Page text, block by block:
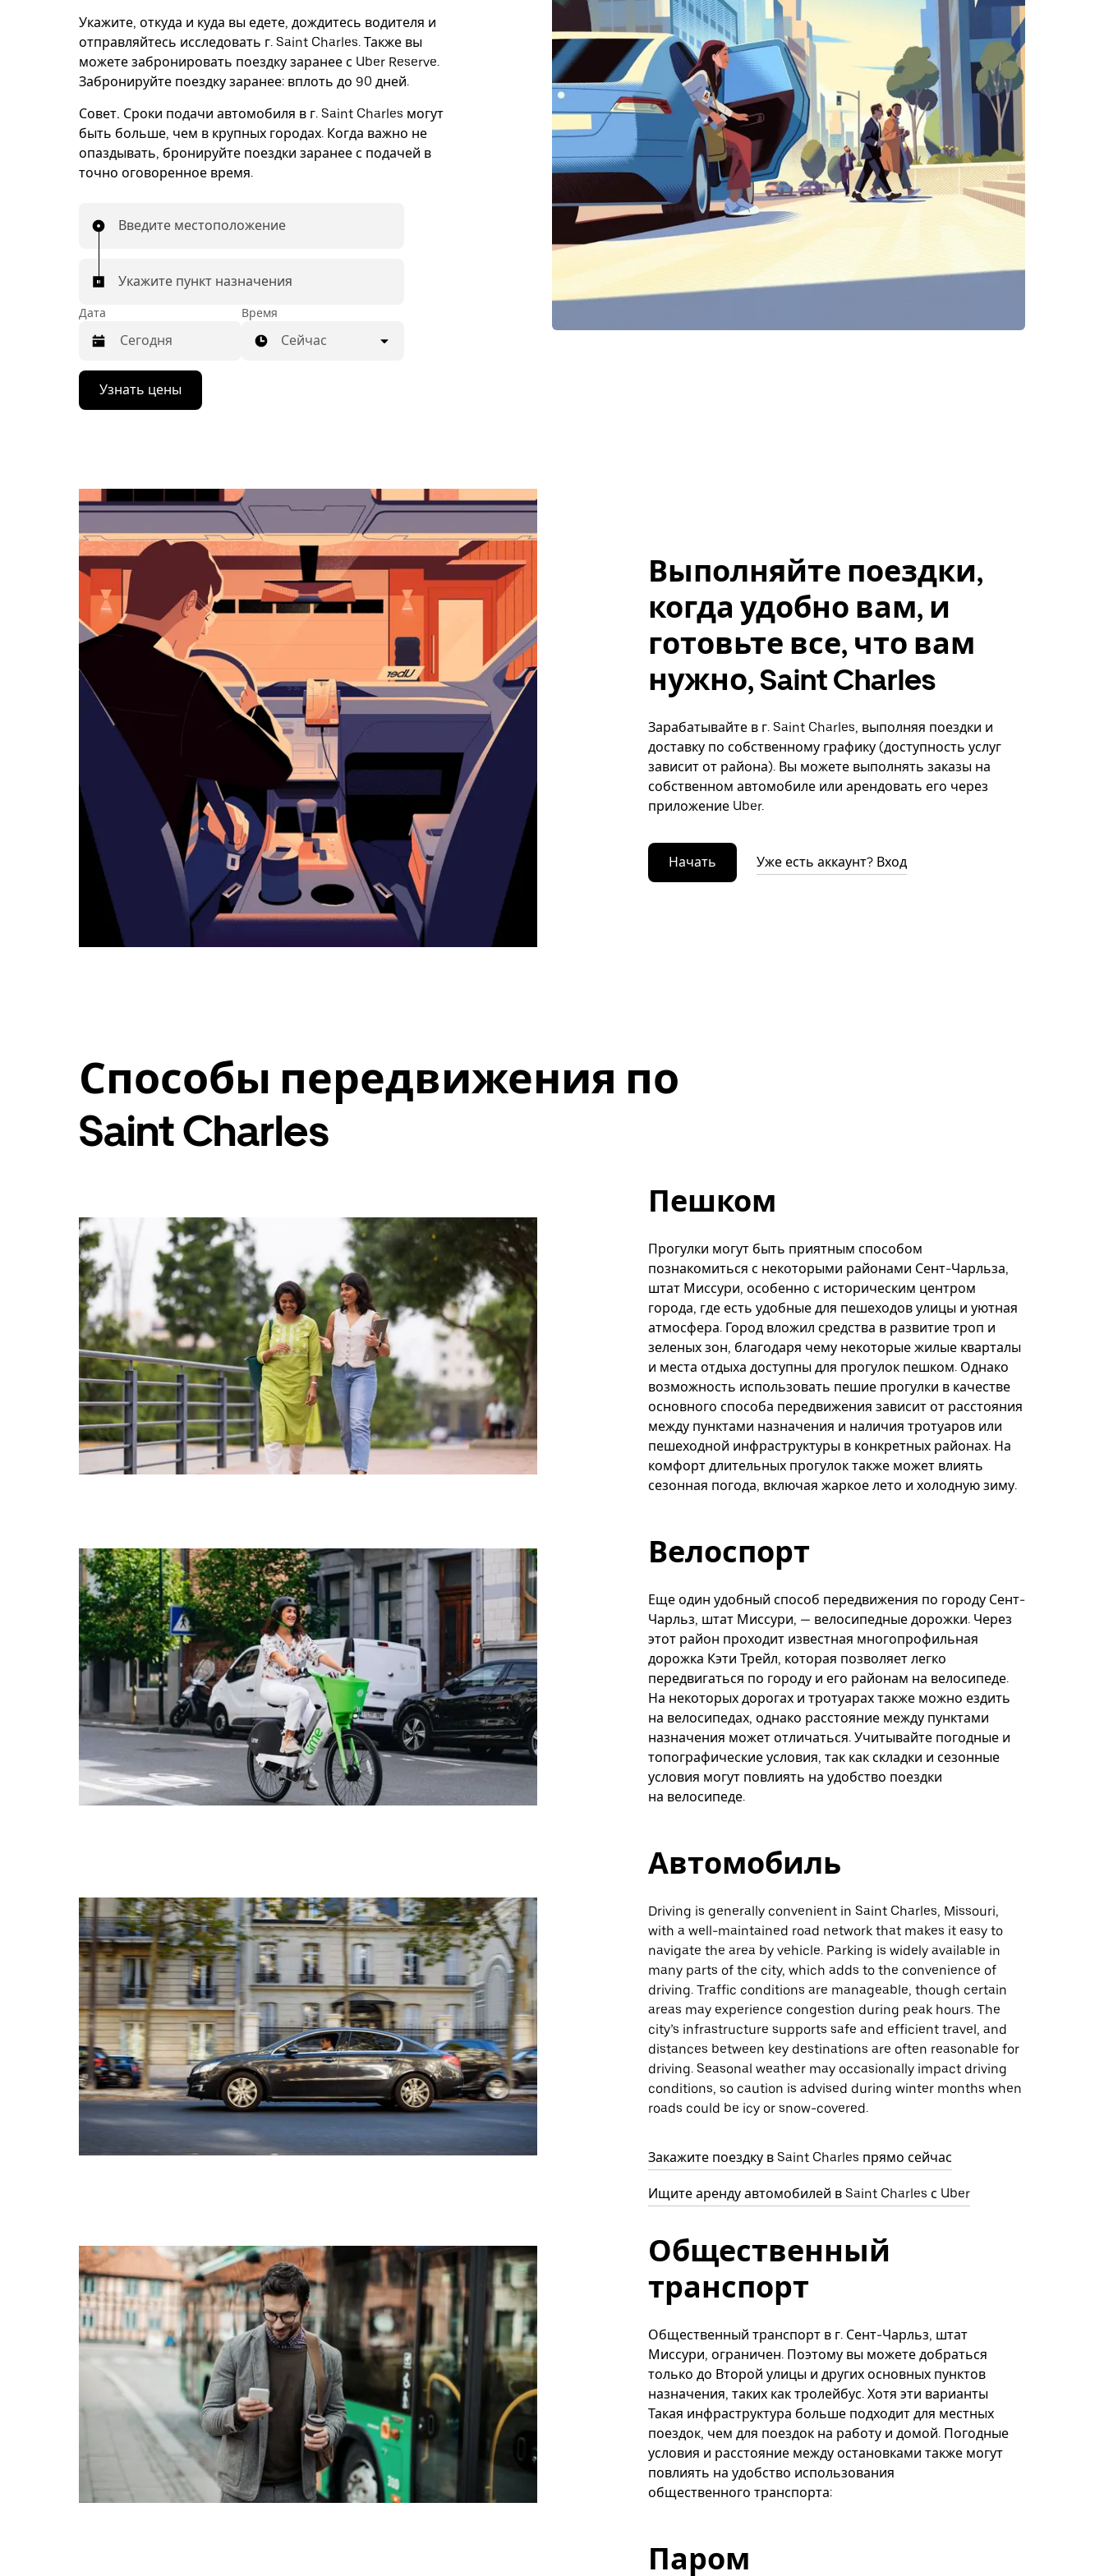
Укажите, откуда и куда вы едете, дождитесь водителя и
отправляйтесь исследовать г. Saint Charles. Также вы
можете забронировать поездку заранее с Uber Reserve.
Забронируйте поездку заранее: вплоть до 90 дней.
Совет. Сроки подачи автомобиля в г. Saint Charles могут
быть больше, чем в крупных городах. Когда важно не
опаздывать, бронируйте поездки заранее с подачей в
точно оговоренное время.
Введите местоположение
Укажите пункт назначения
Дата
Нажмите
стрелку
вниз,
выбрать
дату.
закрыть
календарь,
нажмите
Esc.
Время
Сейчас
Узнать цены
Выполняйте поездки,
когда удобно вам, и
готовьте все, что вам
нужно, Saint Charles
Зарабатывайте в г. Saint Charles, выполняя поездки и
доставку по собственному графику (доступность услуг
зависит от района). Вы можете выполнять заказы на
собственном автомобиле или арендовать его через
приложение Uber.
Начать Уже есть аккаунт? Вход
Способы передвижения по
Saint Charles
Пешком
Прогулки могут быть приятным способом
познакомиться с некоторыми районами Сент-Чарльза,
штат Миссури, особенно с историческим центром
города, где есть удобные для пешеходов улицы и уютная
атмосфера. Город вложил средства в развитие троп и
зеленых зон, благодаря чему некоторые жилые кварталы
и места отдыха доступны для прогулок пешком. Однако
возможность использовать пешие прогулки в качестве
основного способа передвижения зависит от расстояния
между пунктами назначения и наличия тротуаров или
пешеходной инфраструктуры в конкретных районах. На
комфорт длительных прогулок также может влиять
сезонная погода, включая жаркое лето и холодную зиму.
Велоспорт
Еще один удобный способ передвижения по городу Сент-
Чарльз, штат Миссури, — велосипедные дорожки. Через
этот район проходит известная многопрофильная
дорожка Кэти Трейл, которая позволяет легко
передвигаться по городу и его районам на велосипеде.
На некоторых дорогах и тротуарах также можно ездить
на велосипедах, однако расстояние между пунктами
назначения может отличаться. Учитывайте погодные и
топографические условия, так как складки и сезонные
условия могут повлиять на удобство поездки
на велосипеде.
Автомобиль
Driving is generally convenient in Saint Charles, Missouri,
with a well-maintained road network that makes it easy to
navigate the area by vehicle. Parking is widely available in
many parts of the city, which adds to the convenience of
driving. Traffic conditions are manageable, though certain
areas may experience congestion during peak hours. The
city’s infrastructure supports safe and efficient travel, and
distances between key destinations are often reasonable for
driving. Seasonal weather may occasionally impact driving
conditions, so caution is advised during winter months when
roads could be icy or snow-covered.
Закажите поездку в Saint Charles прямо сейчас
Ищите аренду автомобилей в Saint Charles с Uber
Общественный
транспорт
Общественный транспорт в г. Сент-Чарльз, штат
Миссури, ограничен. Поэтому вы можете добраться
только до Второй улицы и других основных пунктов
назначения, таких как тролейбус. Хотя эти варианты
Такая инфраструктура больше подходит для местных
поездок, чем для поездок на работу и домой. Погодные
условия и расстояние между остановками также могут
повлиять на удобство использования
общественного транспорта:
Паром